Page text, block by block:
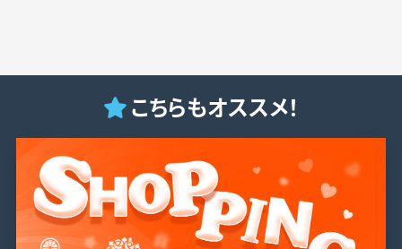
こちらもオススメ！